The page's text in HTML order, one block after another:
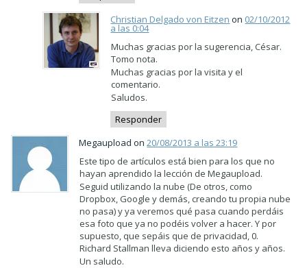
Christian Delgado von Eitzen on 02/10/2012
a las 0:04
Muchas gracias por la sugerencia, César.
Tomo nota.
Muchas gracias por la visita y el
comentario.
Saludos.
Responder
Megaupload on20/08/2013 a las 23:19
Este tipo de artículos está bien para los que no
hayan aprendido la lección de Megaupload.
Seguid utilizando la nube (De otros, como
Dropbox, Google y demás, creando tu propia nube
no pasa) y ya veremos qué pasa cuando perdáis
esa foto que ya no podéis volver a hacer. Y por
supuesto, que sepáis que de privacidad, 0.
Richard Stallman lleva diciendo esto años y años.
Un saludo.